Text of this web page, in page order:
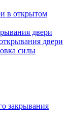
в открытом
двери
двери
силы
закрывания